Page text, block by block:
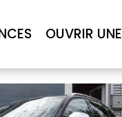
OUVRIR